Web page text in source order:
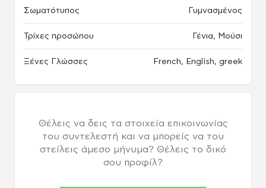
Σωματότυπος Γυμνασμένος
Τρίχες προσώπου Γένια, Μούσι
Ξένες Γλώσσες French, English, greek
Θέλεις να δεις τα στοιχεία επικοινωνίας
του συντελεστή και να μπορείς να του
στείλεις άμεσο μήνυμα? Θέλεις το δικό
σου προφίλ?